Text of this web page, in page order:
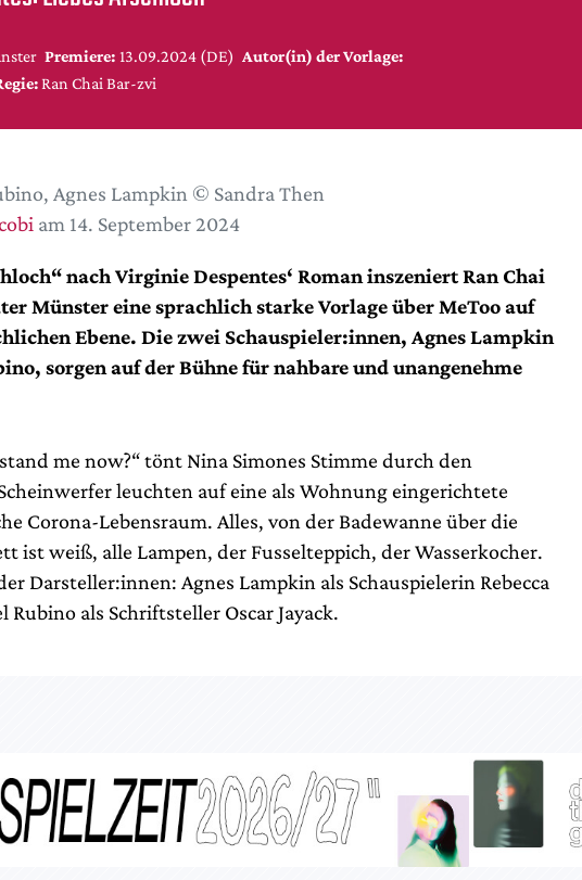
Premiere: 13.09.2024 (DE) Autor(in) der Vorlage:
Ran Chai Bar-zvi
Agnes Lampkin © Sandra Then
am 14. September 2024
nach Virginie Despentes‘ Roman inszeniert Ran Chai
Münster eine sprachlich starke Vorlage über MeToo auf
Ebene. Die zwei Schauspieler:innen, Agnes Lampkin
sorgen auf der Bühne für nahbare und unangenehme
me now?“ tönt Nina Simones Stimme durch den
leuchten auf eine als Wohnung eingerichtete
Corona-Lebensraum. Alles, von der Badewanne über die
ist weiß, alle Lampen, der Fusselteppich, der Wasserkocher.
Darsteller:innen: Agnes Lampkin als Schauspielerin Rebecca
Rubino als Schriftsteller Oscar Jayack.